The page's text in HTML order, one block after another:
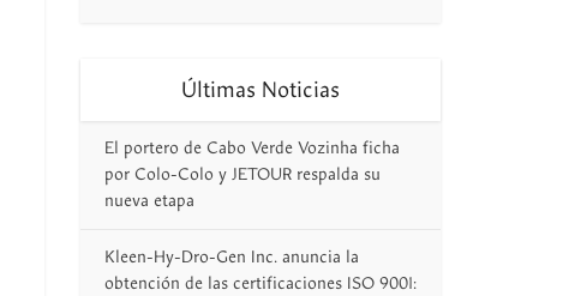
Últimas Noticias
El portero de Cabo Verde Vozinha ficha
por Colo-Colo y JETOUR respalda su
nueva etapa
Kleen-Hy-Dro-Gen Inc. anuncia la
obtención de las certificaciones ISO 9001: